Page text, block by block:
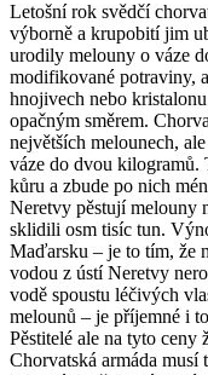
Letošní rok svědčí
výborně a krupobití jim
urodily melouny o váze
modifikované potraviny,
hnojivech nebo
opačným směrem.
největších melounech,
váze do dvou kilogramů.
kůru a zbude po nich
Neretvy pěstují melouny
sklidili osm tisíc tun.
Maďarsku – je to tím, že
vodou z ústí Neretvy
vodě spoustu léčivých
melounů – je příjemné i
Pěstitelé ale na tyto ceny
Chorvatská armáda musí